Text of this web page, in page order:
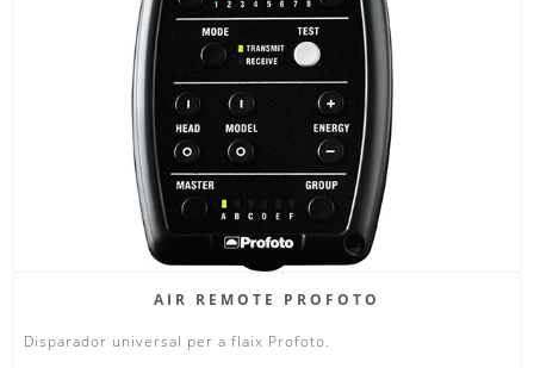
AIR REMOTE PROFOTO
Disparador universal per a flaix Profoto.